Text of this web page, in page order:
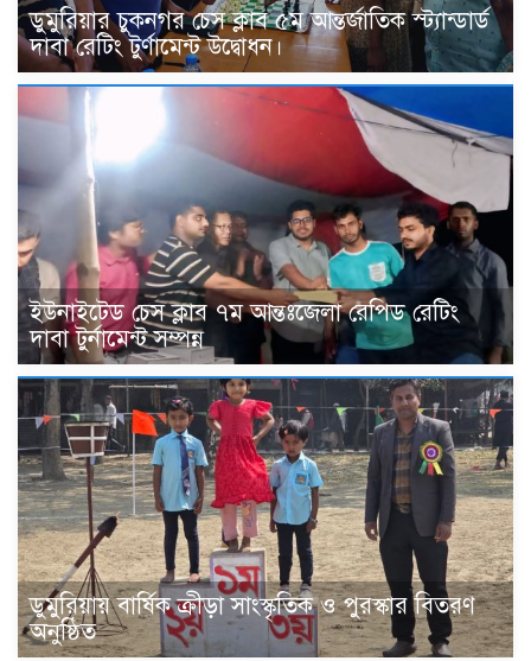
ডুমুরিয়ার চুকনগর চেস ক্লাব ৫ম আন্তর্জাতিক স্ট্যান্ডার্ড
দাবা রেটিং টুর্ণামেন্ট উদ্বোধন।
ইউনাইটেড চেস ক্লাব ৭ম আন্তঃজেলা রেপিড রেটিং
দাবা টুর্নামেন্ট সম্পন্ন
ডুমুরিয়ায় বার্ষিক ক্রীড়া সাংস্কৃতিক ও পুরস্কার বিতরণ
অনুষ্ঠিত